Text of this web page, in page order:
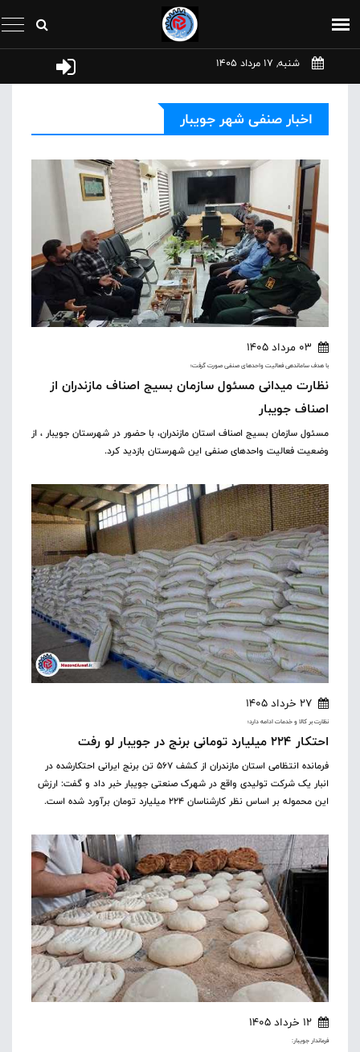
شنبه, 17 مرداد 1405
اخبار صنفی شهر جويبار
03 مرداد 1405
با هدف ساماندهی فعالیت واحدهای صنفی صورت گرفت؛
نظارت میدانی مسئول سازمان بسیج اصناف مازندران از
اصناف جویبار
مسئول سازمان بسیج اصناف استان مازندران، با حضور در شهرستان جویبار ، از
وضعیت فعالیت واحدهای صنفی این شهرستان بازدید کرد.
27 خرداد 1405
نظارت بر کالا و خدمات ادامه دارد؛
احتکار ۲۲۴ میلیارد تومانی برنج در جویبار لو رفت
فرمانده انتظامی استان مازندران از کشف ۵۶۷ تن برنج ایرانی احتکارشده در
انبار یک شرکت تولیدی واقع در شهرک صنعتی جویبار خبر داد و گفت: ارزش
این محموله بر اساس نظر کارشناسان ۲۲۴ میلیارد تومان برآورد شده است.
12 خرداد 1405
فرماندار جویبار: